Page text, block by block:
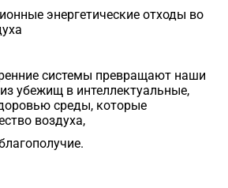
энергетические отходы во
системы превращают наши
убежищ в интеллектуальные,
среды, которые
воздуха,